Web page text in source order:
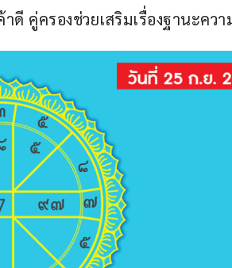
คู่ครองช่วยเสริมเรื่องฐานะควา